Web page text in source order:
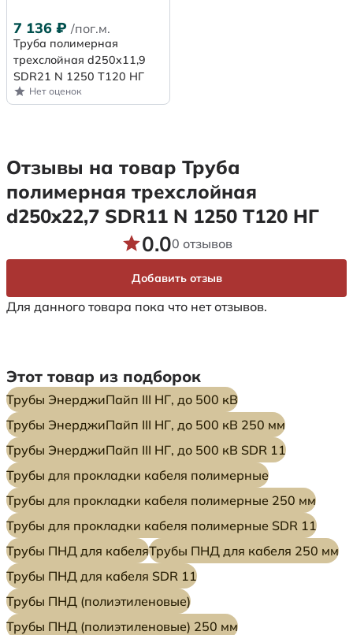
7 136 ₽ /пог.м.
Труба полимерная
трехслойная d250x11,9
SDR21 N 1250 Т120 НГ
Нет оценок
Отзывы на товар Труба
полимерная трехслойная
d250x22,7 SDR11 N 1250 Т120 НГ
Для данного товара пока что нет отзывов.
0.00 отзывов
Добавить отзыв
Этот товар из подборок
Трубы ЭнерджиПайп III НГ, до 500 кВ
Трубы ЭнерджиПайп III НГ, до 500 кВ 250 мм
Трубы ЭнерджиПайп III НГ, до 500 кВ SDR 11
Трубы для прокладки кабеля полимерные
Трубы для прокладки кабеля полимерные 250 мм
Трубы для прокладки кабеля полимерные SDR 11
Трубы ПНД для кабеляТрубы ПНД для кабеля 250 мм
Трубы ПНД для кабеля SDR 11
Трубы ПНД (полиэтиленовые)
Трубы ПНД (полиэтиленовые) 250 мм